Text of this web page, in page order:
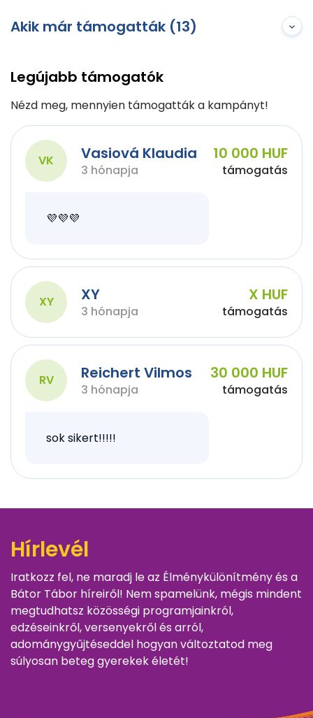
Akik már támogatták (13)
Legújabb támogatók
Nézd meg, mennyien támogatták a kampányt!
VK Vasiová Klaudia
3 hónapja
10 000 HUF
támogatás
💜💜💜
XY XY
3 hónapja
X HUF
támogatás
RV Reichert Vilmos
3 hónapja
30 000 HUF
támogatás
sok sikert!!!!!
Hírlevél
Iratkozz fel, ne maradj le az Élménykülönítmény és a
Bátor Tábor híreiről! Nem spamelünk, mégis mindent
megtudhatsz közösségi programjainkról,
edzéseinkről, versenyekről és arról,
adománygyűjtéseddel hogyan változtatod meg
súlyosan beteg gyerekek életét!